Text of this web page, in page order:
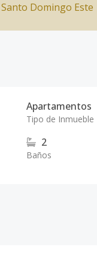
Santo Domingo Este
Apartamentos
Tipo de Inmueble
2
Baños